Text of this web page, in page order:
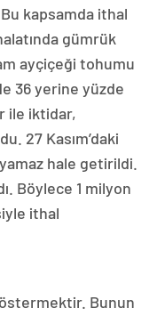
kapsamda ithal
gümrük
ayçiçeği tohumu
36 yerine yüzde
ile iktidar,
27 Kasım’daki
hale getirildi.
Böylece 1 milyon
ithal
Bunun